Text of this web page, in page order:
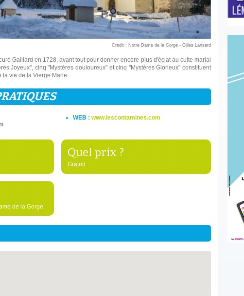
Crédit : Notre Dame de la Gorge - Gilles Lansard
Gaillard en 1728, avant tout pour donner encore plus d'éclat au culte marial
Joyeux", cinq "Mystères douloureux" et cinq "Mystères Glorieux" constituent
la vie de la Vierge Marie.
WEB : www.lescontamines.com
Quel prix ?
Gratuit.
de la Gorge.